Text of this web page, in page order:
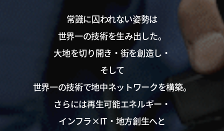
常識に囚われない姿勢は
世界一の技術を生み出した。
大地を切り開き・街を創造し・
そして
世界一の技術で地中ネットワークを構築。
さらには再生可能エネルギー・
インフラ×IT・地方創生へと